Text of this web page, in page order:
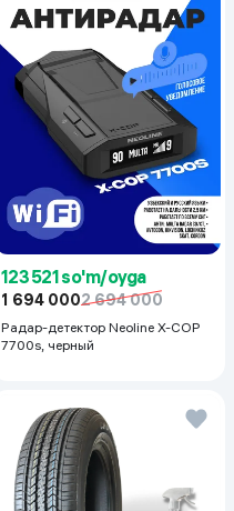
123 521 so'm/oyga
1 694 0002 694 000
Радар-детектор Neoline X-COP
7700s, черный